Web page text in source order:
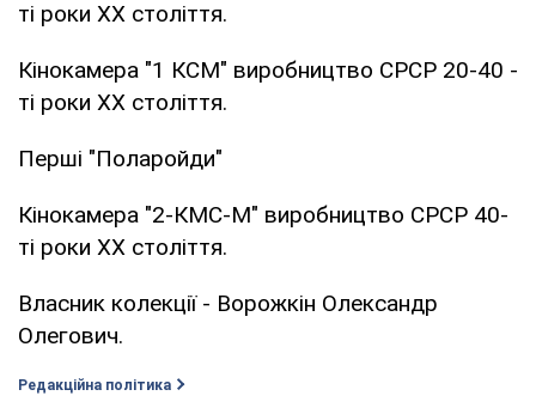
ті роки ХХ століття.
Кінокамера "1 КСМ" виробництво СРСР 20-40 -
ті роки ХХ століття.
Перші "Поларойди"
Кінокамера "2-КМС-М" виробництво СРСР 40-
ті роки ХХ століття.
Власник колекції - Ворожкін Олександр
Олегович.
Редакційна політика